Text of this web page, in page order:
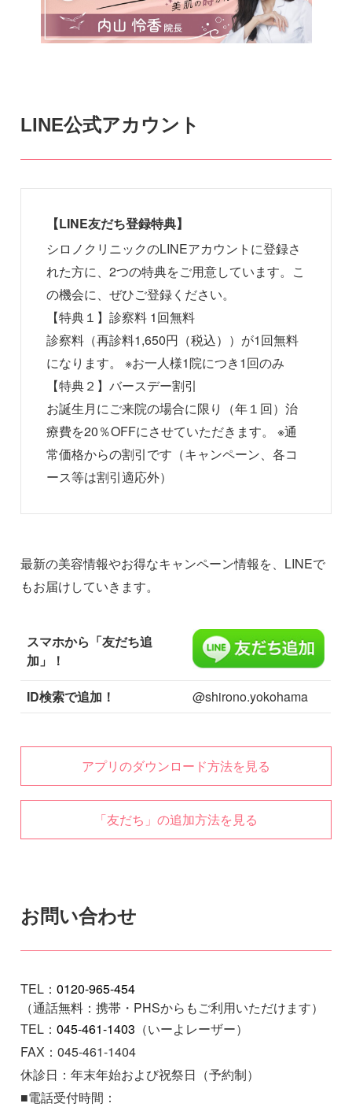
LINE公式アカウント
【LINE友だち登録特典】
シロノクリニックのLINEアカウントに登録さ
れた方に、2つの特典をご用意しています。こ
の機会に、ぜひご登録ください。
【特典１】診察料 1回無料
診察料（再診料1,650円（税込））が1回無料
になります。 ※お一人様1院につき1回のみ
【特典２】バースデー割引
お誕生月にご来院の場合に限り（年１回）治
療費を20％OFFにさせていただきます。 ※通
常価格からの割引です（キャンペーン、各コ
ース等は割引適応外）
最新の美容情報やお得なキャンペーン情報を、LINEで
もお届けしていきます。
スマホから「友だち追
加」！
ID検索で追加！
@shirono.yokohama
アプリのダウンロード方法を見る
「友だち」の追加方法を見る
お問い合わせ
TEL：0120-965-454
（通話無料：携帯・PHSからもご利用いただけます）
TEL：045-461-1403 （いーよレーザー）
FAX：045-461-1404
休診日：年末年始および祝祭日（予約制）
■電話受付時間：